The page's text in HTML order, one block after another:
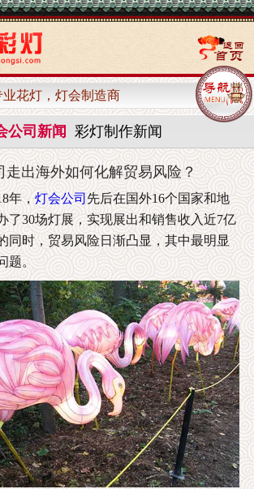
花灯，灯会制造商
公司新闻 彩灯制作新闻
走出海外如何化解贸易风险？
年，灯会公司先后在国外16个国家和地
了30场灯展，实现展出和销售收入近7亿
同时，贸易风险日渐凸显，其中最明显
题。